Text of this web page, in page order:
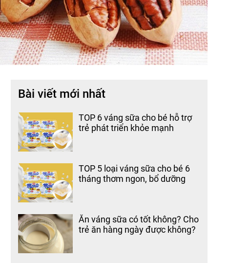
Bài viết mới nhất
TOP 6 váng sữa cho bé hỗ trợ
trẻ phát triển khỏe mạnh
TOP 5 loại váng sữa cho bé 6
tháng thơm ngon, bổ dưỡng
Ăn váng sữa có tốt không? Cho
trẻ ăn hàng ngày được không?